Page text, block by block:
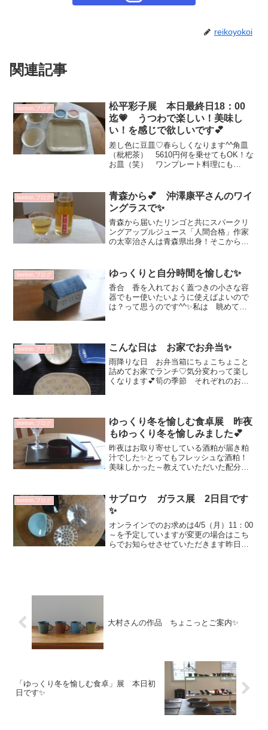
reikoyokoi
関連記事
bonton.ブログ
松平彩子展 本日最終日18：00
迄💗 うつわで楽しい！美味し
い！を感じで欲しいです💕
差し色に豆皿♡春らしくなります^^角皿
（枇杷茶） 5610円何を乗せてもOK！な
お皿（笑） ワンプレート料理にも
あります^^おちゃわん（M) 3300円 お
味噌...
bonton.ブログ
青森から💕 沖澤康平さんのワイ
ングラスで✨
青森から届いたリンゴと共にスパークリ
ングアップルジュース「人間合格」作家
の太宰治さんは青森県出身！そこからつ
こ取りですね💕Kさん ありがとうござい
ます♡来週金曜日1/...
bonton.ブログ ゆっくりと自分時間を愉しむ✨
香合 香を入れておく蓋つきの小さな容
器でもー使いたいように使えばよいので
は？って思うのです^^✨私は 眺めてい
（開かないです 笑）中を...
bonton.ブログ こんな日は お家でお弁当✨
雨降りな日 お弁当箱にちょこちょこと
詰めてお家でランチ♡気分変わって楽し
くなります💕筍の季節 それぞれのお家
こ煮・たけのこ入り中華あ...
bonton.ブログ
ゆっくり冬を愉しむ食卓展 昨夜
もゆっくり冬を愉しみました💕
昨夜はお取り寄せしている酒粕が届き粕
汁でした✨とってもフレッシュな酒粕！
美味しかった～教えていただいた配分で
ますよね^^今朝のチャレンジライブでは
開催中企画展の作品につ...
bonton.ブログ
サブロウ ガラス展 2日目です
✨
オンラインでのお求めは4/5（月）11：00
～を予定していますが変更の場合はこち
らでお知らせさせていただきます昨日
大村さんの作品 ちょこっとご案内✨
「ゆっくり冬を愉しむ食卓」展 本日初
日です✨